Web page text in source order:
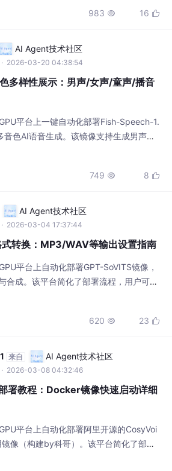
983  16 
AI Agent技术社区
· 2026-03-20 04:38:54
多样性展示：男声/女声/童声/播音
平台上一键自动化部署Fish-Speech-1.
色AI语音生成。该镜像支持生成男声、
种自然音色，可广泛应用于视频配音、有
749  8 
AI Agent技术社区
· 2026-03-04 17:37:44
转换：MP3/WAV等输出设置指南
平台上自动化部署GPT-SoVITS镜像，
合成。该平台简化了部署流程，用户可快
SoVITS的核心应用场景之一是为视
620  23 
来自 AI Agent技术社区
· 2026-03-08 04:32:46
教程：Docker镜像快速启动详细
平台上自动化部署阿里开源的CosyVoi
像（构建by科哥）。该平台简化了部署
境，体验其强大的零样本声音克隆功能，